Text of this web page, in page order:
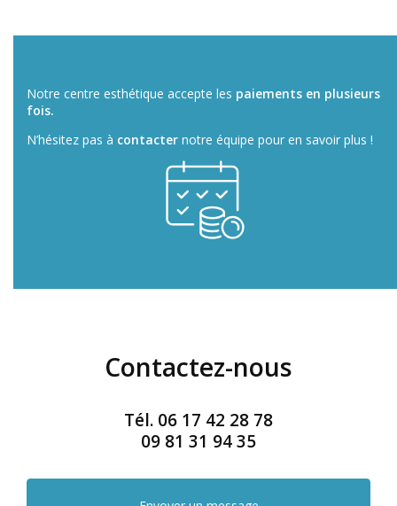
Notre centre esthétique accepte les paiements en plusieurs
fois.
N’hésitez pas à contacter notre équipe pour en savoir plus !
Contactez-nous
Tél. 06 17 42 28 78
09 81 31 94 35